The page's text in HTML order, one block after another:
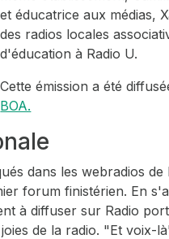
et éducatrice aux médias,
des radios locales
d'éducation à Radio U.
Cette émission a été
BOA.
dans les webradios
forum finistérien. En
à diffuser sur Radio
de la radio. "Et voix-